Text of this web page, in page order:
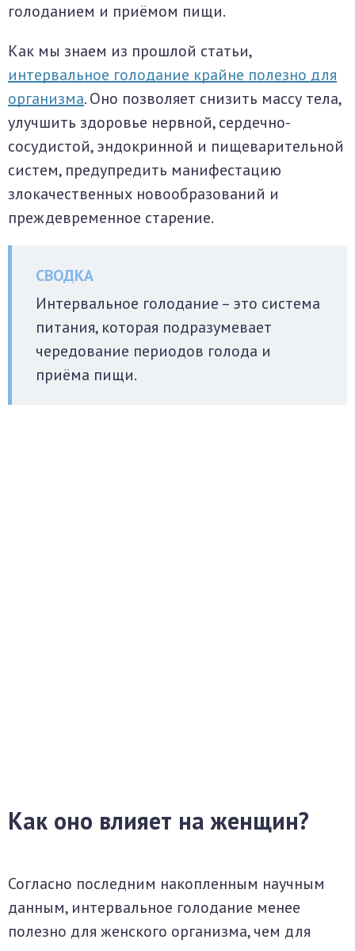
голоданием и приёмом пищи.
Как мы знаем из прошлой статьи,
интервальное голодание крайне полезно для
организма. Оно позволяет снизить массу тела,
улучшить здоровье нервной, сердечно-
сосудистой, эндокринной и пищеварительной
систем, предупредить манифестацию
злокачественных новообразований и
преждевременное старение.
Интервальное голодание – это система
питания, которая подразумевает
чередование периодов голода и
приёма пищи.
Как оно влияет на женщин?
Согласно последним накопленным научным
данным, интервальное голодание менее
полезно для женского организма, чем для